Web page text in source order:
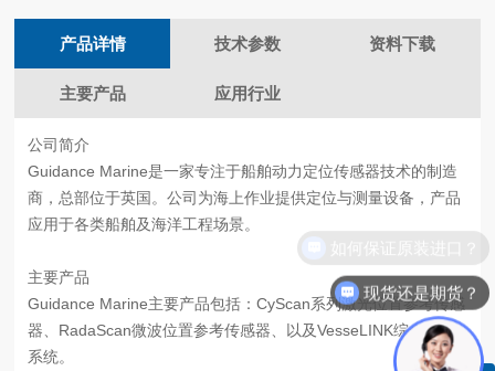
产品详情 技术参数 资料下载
主要产品 应用行业
公司简介
Guidance Marine是一家专注于船舶动力定位传感器技术的制造
商，总部位于英国。公司为海上作业提供定位与测量设备，产品
应用于各类船舶及海洋工程场景。
主要产品
Guidance Marine主要产品包括：CyScan系列激光位置参考传感
器、RadaScan微波位置参考传感器、以及VesseLINK综合定位
系统。
现货还是期货？